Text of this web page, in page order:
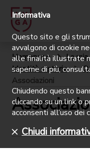
Homepage
La
Identità e storia
Associazioni
Informativa
Questo sito e gli
avvalgono di cookie
alle finalità illustrate
saperne di più,
Chiudendo questo
cliccando su un link o
acconsenti all’uso dei
Chiudi